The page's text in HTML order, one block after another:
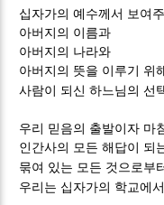
십자가의 예수께서 보여
아버지의 이름과
아버지의 나라와
아버지의 뜻을 이루기 위
사람이 되신 하느님의 선
우리 믿음의 출발이자 마
인간사의 모든 해답이 되
묶여 있는 모든 것으로부
우리는 십자가의 학교에